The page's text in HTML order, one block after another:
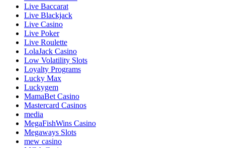
Live Baccarat
Live Blackjack
Live Casino
Live Poker
Live Roulette
LolaJack Casino
Low Volatility Slots
Loyalty Programs
Lucky Max
Luckygem
MamaBet Casino
Mastercard Casinos
media
MegaFishWins Casino
Megaways Slots
mew casino